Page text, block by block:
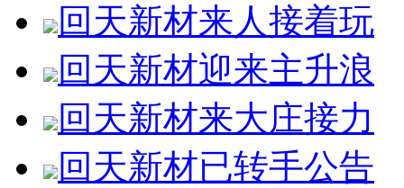
回天新材来人接着玩
回天新材迎来主升浪
回天新材来大庄接力
回天新材已转手公告